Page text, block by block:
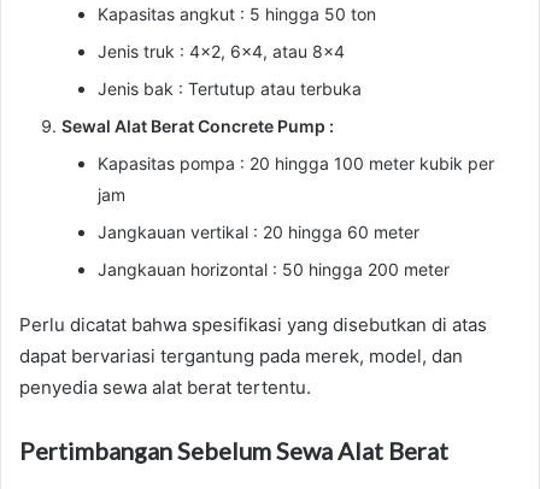
Kapasitas angkut : 5 hingga 50 ton
Jenis truk : 4×2, 6×4, atau 8×4
Jenis bak : Tertutup atau terbuka
Sewal Alat Berat Concrete Pump :
Kapasitas pompa : 20 hingga 100 meter kubik per
jam
Jangkauan vertikal : 20 hingga 60 meter
Jangkauan horizontal : 50 hingga 200 meter
Perlu dicatat bahwa spesifikasi yang disebutkan di atas
dapat bervariasi tergantung pada merek, model, dan
penyedia sewa alat berat tertentu.
Pertimbangan Sebelum Sewa Alat Berat